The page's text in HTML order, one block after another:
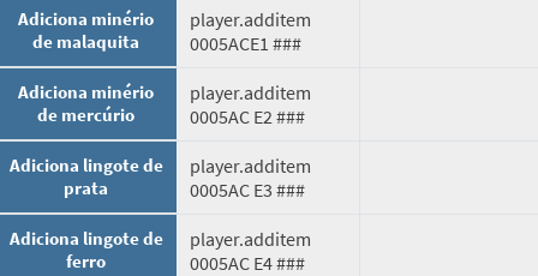
Adiciona minério
de malaquita
player.additem
0005ACE1 ###
Adiciona minério
de mercúrio
player.additem
0005AC E2 ###
Adiciona lingote de
prata
player.additem
0005AC E3 ###
Adiciona lingote de
ferro
player.additem
0005AC E4 ###